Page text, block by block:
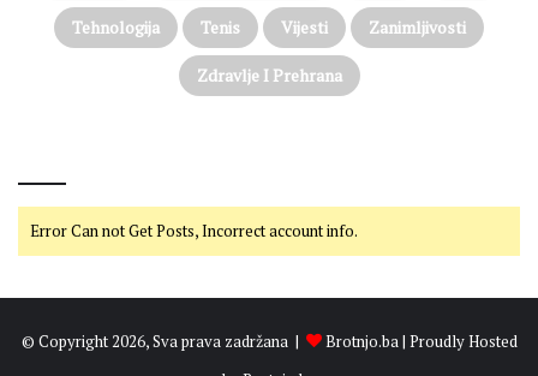
Tehnologija Tenis Vijesti Zanimljivosti
Zdravlje I Prehrana
Error Can not Get Posts, Incorrect account info.
© Copyright 2026, Sva prava zadržana | Brotnjo.ba| Proudly Hosted